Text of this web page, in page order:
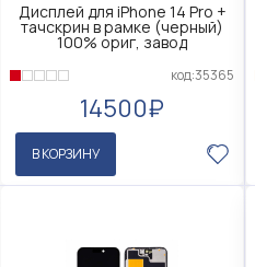
Дисплей для iPhone 14 Pro +
тачскрин в рамке (черный)
100% ориг, завод
код:35365
14500₽
В КОРЗИНУ